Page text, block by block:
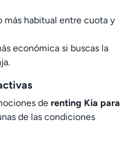
más habitual entre cuota y
económica si buscas la
de renting Kia para
de las condiciones